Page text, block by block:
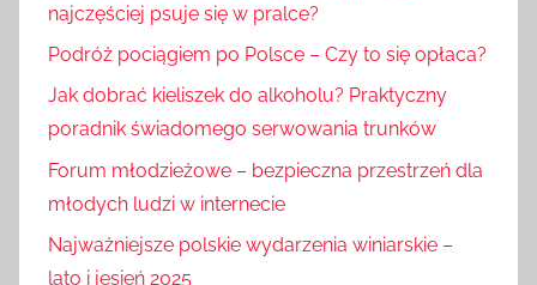
najczęściej psuje się w pralce?
Podróż pociągiem po Polsce – Czy to się opłaca?
Jak dobrać kieliszek do alkoholu? Praktyczny
poradnik świadomego serwowania trunków
Forum młodzieżowe – bezpieczna przestrzeń dla
młodych ludzi w internecie
Najważniejsze polskie wydarzenia winiarskie –
lato i jesień 2025